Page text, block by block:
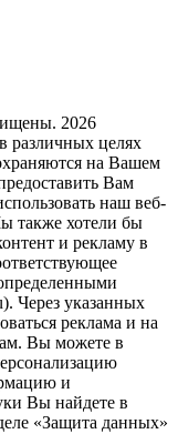
2026
различных целях
на Вашем
Вам
наш веб-
также хотели бы
и рекламу в
Через указанных
реклама и на
Вы можете в
и
Вы найдете в
«Защита данных»